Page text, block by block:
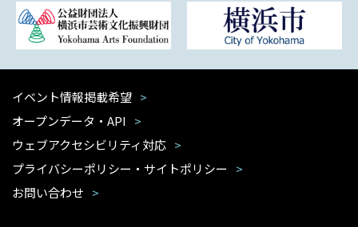
イベント情報掲載希望
オープンデータ・API
ウェブアクセシビリティ対応
プライバシーポリシー・サイトポリシー
お問い合わせ